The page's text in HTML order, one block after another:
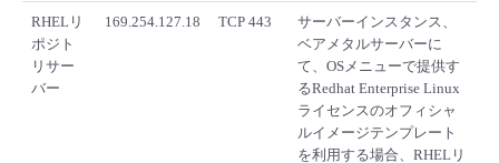
RHELリ
ポジト
リサー
バー
169.254.127.18 TCP 443
サーバーインスタンス、
ベアメタルサーバーに
て、OSメニューで提供す
るRedhat Enterprise Linux
ライセンスのオフィシャ
ルイメージテンプレート
を利用する場合、RHELリ